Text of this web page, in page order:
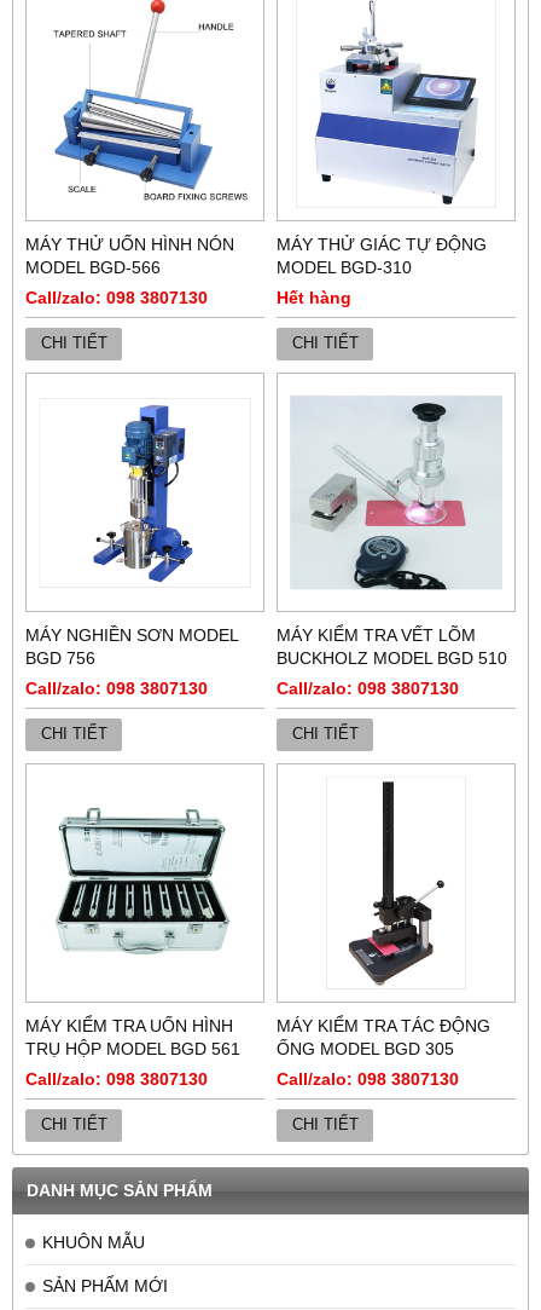
DANH MỤC SẢN PHẨM
KHUÔN MẪU
SẢN PHẨM MỚI
MÁY THỬ UỐN HÌNH NÓN
MODEL BGD-566
Call/zalo: 098 3807130
CHI TIẾT
MÁY THỬ GIÁC TỰ ĐỘNG
MODEL BGD-310
Hết hàng
CHI TIẾT
MÁY NGHIỀN SƠN MODEL
BGD 756
Call/zalo: 098 3807130
CHI TIẾT
MÁY KIỂM TRA VẾT LÕM
BUCKHOLZ MODEL BGD 510
Call/zalo: 098 3807130
CHI TIẾT
MÁY KIỂM TRA UỐN HÌNH
TRỤ HỘP MODEL BGD 561
Call/zalo: 098 3807130
CHI TIẾT
MÁY KIỂM TRA TÁC ĐỘNG
ỐNG MODEL BGD 305
Call/zalo: 098 3807130
CHI TIẾT